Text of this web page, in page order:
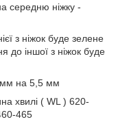
середню ніжку -
з ніжок буде зелене
до іншої з ніжок буде
мм на 5,5 мм
хвилі ( WL ) 620-
465